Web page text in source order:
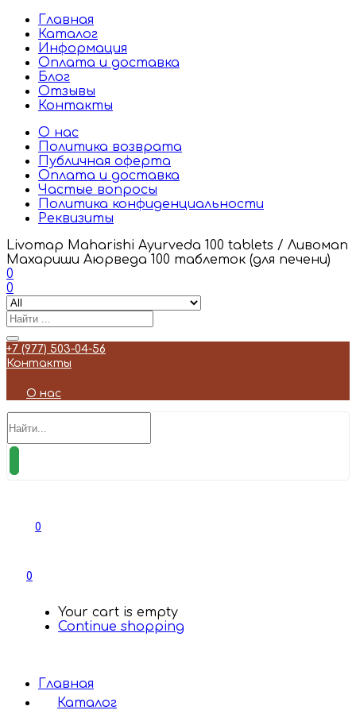
Главная
Каталог
Информация
Оплата и доставка
Блог
Отзывы
Контакты
О нас
Политика возврата
Публичная оферта
Оплата и доставка
Частые вопросы
Политика конфиденциальности
Реквизиты
Livomap Maharishi Ayurveda 100 tablets / Ливомап
Махариши Аюрведа 100 таблеток (для печени)
0
0
+7 (977) 503-04-56
Контакты
О нас
0
0
Your cart is empty
Continue shopping
Главная
Каталог